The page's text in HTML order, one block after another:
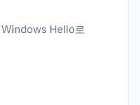
Windows Hello로